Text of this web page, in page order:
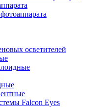
осветителей
Falcon Eyes